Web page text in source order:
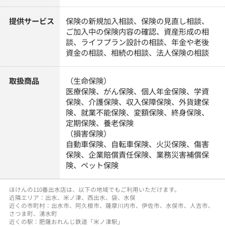
提供サービス
保険の新規加入相談、保険の見直し相談、
ご加入中の保険内容の確認、資産形成の相
談、ライフプラン設計の相談、年金や老後
資金の相談、相続の相談、法人保険の相談
取扱商品
（生命保険）
医療保険、がん保険、個人年金保険、学資
保険、介護保険、収入保障保険、外貨建保
険、就業不能保険、変額保険、終身保険、
定期保険、養老保険
（損害保険）
自動車保険、自転車保険、火災保険、傷害
保険、企業賠償責任保険、業務災害補償保
険、ペット保険
ほけんの110番出水店は、以下の地域でもご利用いただけます。
近隣エリア：出水、米ノ津、西出水、袋、水俣
近くの市町村：出水市、阿久根市、薩摩川内市、伊佐市、水俣市、人吉市、
さつま町、湧水町
近くの駅：肥薩おれんじ鉄道「米ノ津駅」